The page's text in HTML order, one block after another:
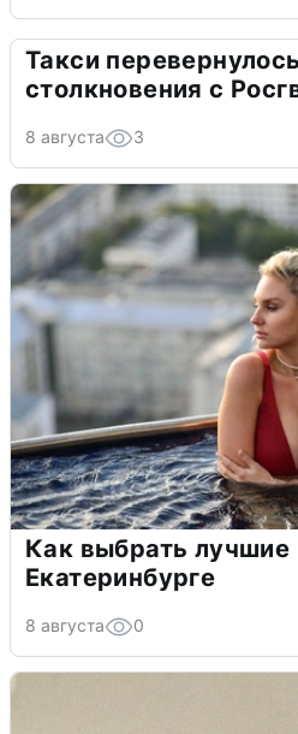
Такси
столкновения с
8 августа 3
Как выбрать лучшие
Екатеринбурге
8 августа 0